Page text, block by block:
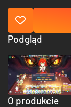
O produkcie
Podgląd